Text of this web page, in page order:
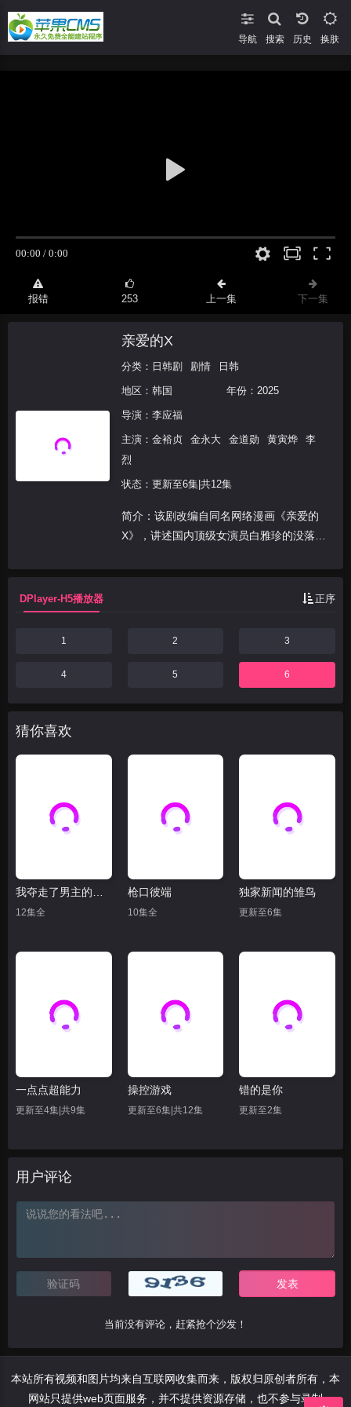
导航 搜索 换肤
报错 253 上一集 下一集
亲爱的X
分类： 日韩剧 剧情 日韩
地区： 韩国 年份： 2025
导演： 李应福
主演： 金裕贞 金永大 金道勋 黄寅烨
李
烈
状态：更新至6集|共12集
简介：该剧改编自同名网络漫画《亲爱的
X》，讲述国内顶级女演员白雅珍的没落，
通过记录片来追踪反社会人格女演员隐藏的
DPlayer-H5播放器 正序
1 2 3
4 5 6
猜你喜欢
我夺走了男主的初夜
12集全
枪口彼端
10集全
独家新闻的雏鸟
更新至6集
一点点超能力
更新至4集|共9集
操控游戏
更新至6集|共12集
错的是你
更新至2集
用户评论
当前没有评论，赶紧抢个沙发！
本站所有视频和图片均来自互联网收集而来，版权归原创者所有，本
网站只提供web页面服务，并不提供资源存储，也不参与录制